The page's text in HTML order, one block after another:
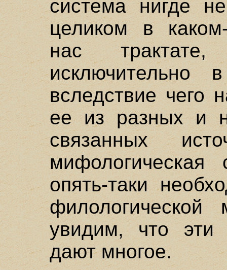
система нигде
целиком в
нас
исключительно
вследствие чего
ее из разных и
связанных
мифологическая
опять-таки
увидим, что эти
дают многое.